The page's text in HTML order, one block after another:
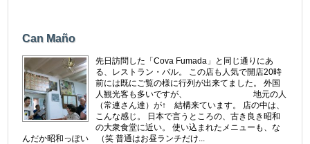
Can Maño
先日訪問した「Cova Fumada」と同じ通りにあ
る、レストラン・バル。 この店も人気で開店20時
前には既にご覧の様に行列が出来てました。 外国
人観光客も多いですが、 地元の人
（常連さん達）が↑ 結構来ています。 店の中は、
こんな感じ。 日本で言うところの、古き良き昭和
の大衆食堂に近い。 使い込まれたメニューも、な
んだか昭和っぽい （笑 普通はお昼ランチだけ...